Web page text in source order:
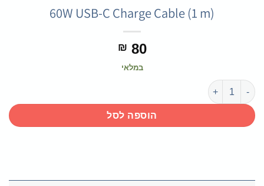
60W USB-C Charge Cable (1 m)
₪ 80
במלאי
כמות של 60W USB-C Charge Cable (1 m)
הוספה לסל